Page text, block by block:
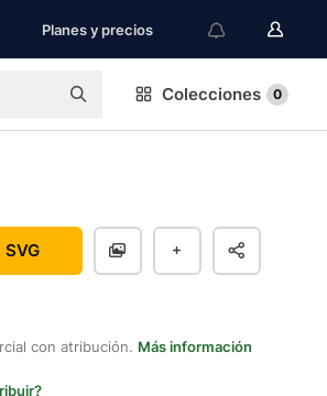
Planes y precios
Colecciones 0
SVG
con atribución. Más información